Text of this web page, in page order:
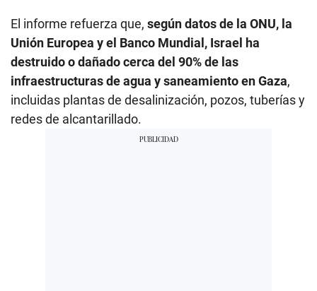
El informe refuerza que, según datos de la ONU, la
Unión Europea y el Banco Mundial, Israel ha
destruido o dañado cerca del 90% de las
infraestructuras de agua y saneamiento en Gaza,
incluidas plantas de desalinización, pozos, tuberías y
redes de alcantarillado.